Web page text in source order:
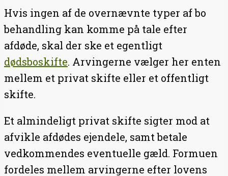
Hvis ingen af de overnævnte typer af bo
behandling kan komme på tale efter
afdøde, skal der ske et egentligt
dødsboskifte. Arvingerne vælger her enten
mellem et privat skifte eller et offentligt
skifte.
Et almindeligt privat skifte sigter mod at
afvikle afdødes ejendele, samt betale
vedkommendes eventuelle gæld. Formuen
fordeles mellem arvingerne efter lovens